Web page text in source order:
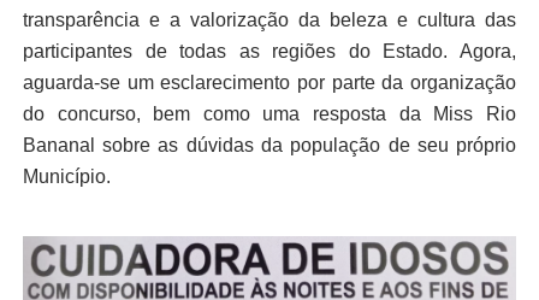
transparência e a valorização da beleza e cultura das
participantes de todas as regiões do Estado. Agora,
aguarda-se um esclarecimento por parte da organização
do concurso, bem como uma resposta da Miss Rio
Bananal sobre as dúvidas da população de seu próprio
Município.